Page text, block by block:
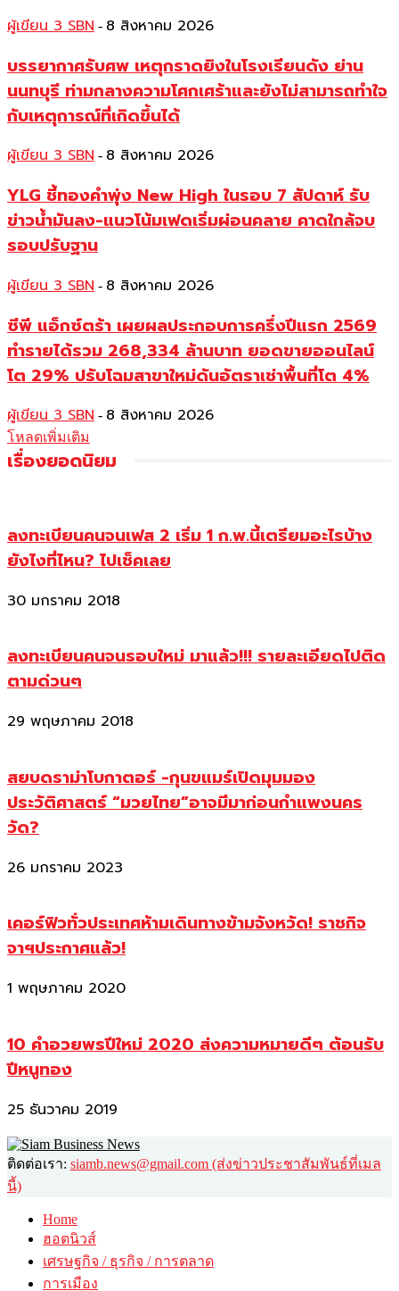
ผู้เขียน 3 SBN - 8 สิงหาคม 2026
บรรยากาศรับศพ เหตุกราดยิงในโรงเรียนดัง ย่าน
นนทบุรี ท่ามกลางความโศกเศร้าและยังไม่สามารถทำใจ
กับเหตุการณ์ที่เกิดขึ้นได้
ผู้เขียน 3 SBN - 8 สิงหาคม 2026
YLG ชี้ทองคำพุ่ง New High ในรอบ 7 สัปดาห์ รับ
ข่าวน้ำมันลง-แนวโน้มเฟดเริ่มผ่อนคลาย คาดใกล้จบ
รอบปรับฐาน
ผู้เขียน 3 SBN - 8 สิงหาคม 2026
ซีพี แอ็กซ์ตร้า เผยผลประกอบการครึ่งปีแรก 2569
ทำรายได้รวม 268,334 ล้านบาท ยอดขายออนไลน์
โต 29% ปรับโฉมสาขาใหม่ดันอัตราเช่าพื้นที่โต 4%
ผู้เขียน 3 SBN - 8 สิงหาคม 2026
โหลดเพิ่มเติม
เรื่องยอดนิยม
ลงทะเบียนคนจนเฟส 2 เริ่ม 1 ก.พ.นี้เตรียมอะไรบ้าง
ยังไงที่ไหน? ไปเช็คเลย
30 มกราคม 2018
ลงทะเบียนคนจนรอบใหม่ มาแล้ว!!! รายละเอียดไปติด
ตามด่วนๆ
29 พฤษภาคม 2018
สยบดราม่าโบกาตอร์ -กุนขแมร์เปิดมุมมอง
ประวัติศาสตร์ “มวยไทย”อาจมีมาก่อนกำแพงนคร
วัด?
26 มกราคม 2023
เคอร์ฟิวทั่วประเทศห้ามเดินทางข้ามจังหวัด! ราชกิจ
จาฯประกาศแล้ว!
1 พฤษภาคม 2020
10 คำอวยพรปีใหม่ 2020 ส่งความหมายดีๆ ต้อนรับ
ปีหนูทอง
25 ธันวาคม 2019
ติดต่อเรา: siamb.news@gmail.com (ส่งข่าวประชาสัมพันธ์ที่เมล
นี้)
Home
ฮอตนิวส์
เศรษฐกิจ / ธุรกิจ / การตลาด
การเมือง